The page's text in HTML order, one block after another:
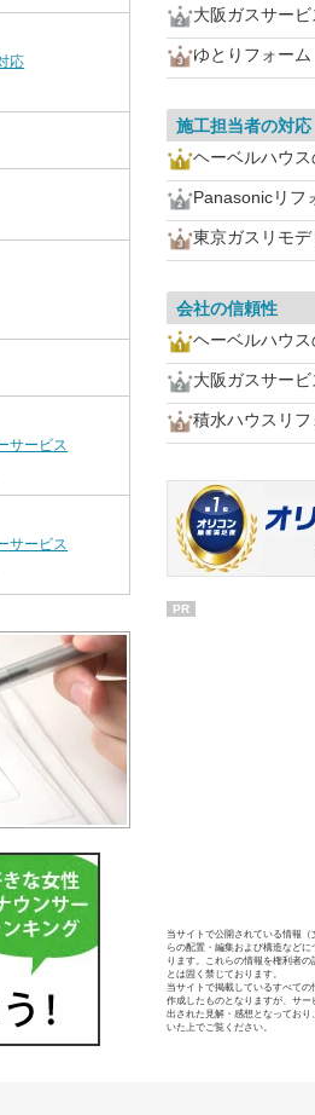
応
サービス
サービス
大阪ガスサー
ゆとりフォーム
施工担当者の対応
ヘーベルハウ
Panasonicリフ
東京ガスリモ
会社の信頼性
ヘーベルハウ
大阪ガスサー
積水ハウスリフ
PR
当サイトで公開されている情報
らの配置・編集および構造など
ります。これらの情報を権利者
とは固く禁じております。
当サイトで掲載しているすべて
作成したものとなりますが、サ
出された見解・感想となってお
いた上でご覧ください。